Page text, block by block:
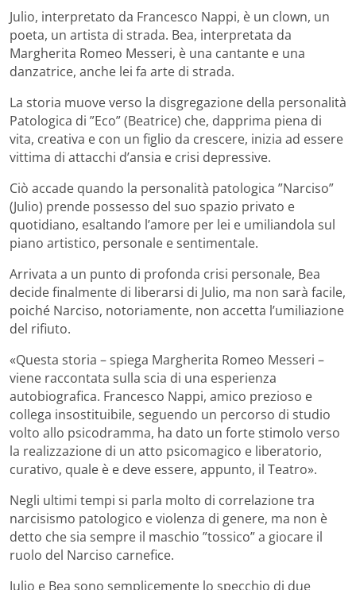
Julio, interpretato da Francesco Nappi, è un clown, un
poeta, un artista di strada. Bea, interpretata da
Margherita Romeo Messeri, è una cantante e una
danzatrice, anche lei fa arte di strada.
La storia muove verso la disgregazione della personalità
Patologica di ”Eco” (Beatrice) che, dapprima piena di
vita, creativa e con un figlio da crescere, inizia ad essere
vittima di attacchi d’ansia e crisi depressive.
Ciò accade quando la personalità patologica ”Narciso”
(Julio) prende possesso del suo spazio privato e
quotidiano, esaltando l’amore per lei e umiliandola sul
piano artistico, personale e sentimentale.
Arrivata a un punto di profonda crisi personale, Bea
decide finalmente di liberarsi di Julio, ma non sarà facile,
poiché Narciso, notoriamente, non accetta l’umiliazione
del rifiuto.
«Questa storia – spiega Margherita Romeo Messeri –
viene raccontata sulla scia di una esperienza
autobiografica. Francesco Nappi, amico prezioso e
collega insostituibile, seguendo un percorso di studio
volto allo psicodramma, ha dato un forte stimolo verso
la realizzazione di un atto psicomagico e liberatorio,
curativo, quale è e deve essere, appunto, il Teatro».
Negli ultimi tempi si parla molto di correlazione tra
narcisismo patologico e violenza di genere, ma non è
detto che sia sempre il maschio ”tossico” a giocare il
ruolo del Narciso carnefice.
Julio e Bea sono semplicemente lo specchio di due